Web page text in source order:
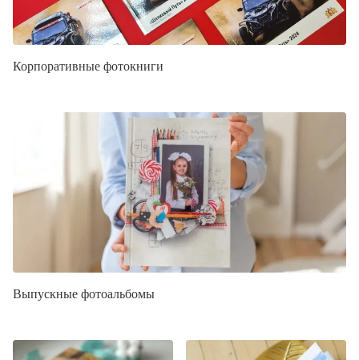
Корпоративные фотокниги
Выпускные фотоальбомы